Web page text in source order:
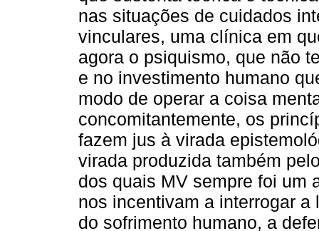
nas situações de cuidados
vinculares, uma clínica em
agora o psiquismo, que não
e no investimento humano
modo de operar a coisa
concomitantemente, os
fazem jus à virada
virada produzida também
dos quais MV sempre foi um
nos incentivam a interrogar
do sofrimento humano, a